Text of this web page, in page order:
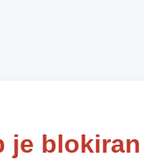
je blokiran